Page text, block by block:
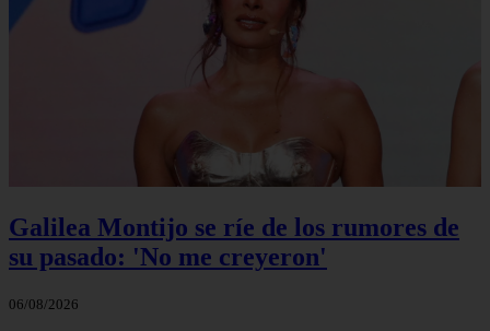
Galilea Montijo se ríe de los rumores de
su pasado: 'No me creyeron'
06/08/2026